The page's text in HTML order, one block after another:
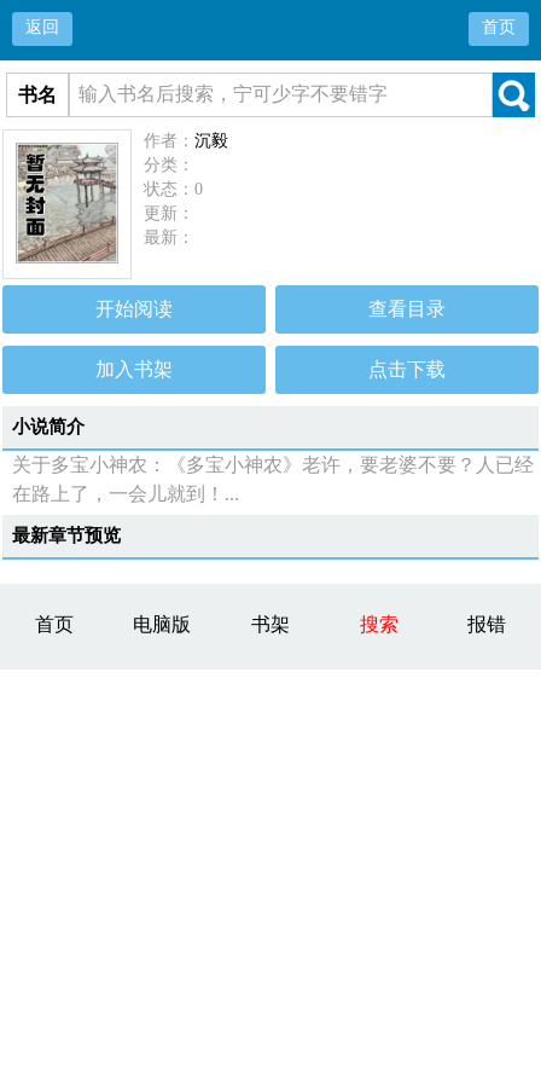
返回 首页
书名
作者：沉毅
分类：
状态：0
更新：
最新：
开始阅读 查看目录
加入书架 点击下载
小说简介
关于多宝小神农：《多宝小神农》老许，要老婆不要？人已经
在路上了，一会儿就到！...
最新章节预览
首页 电脑版 书架 搜索 报错